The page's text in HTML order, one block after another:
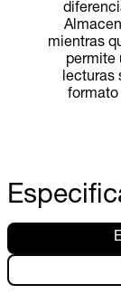
mientras
permite
lecturas
formato